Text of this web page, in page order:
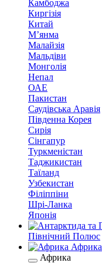
Камбоджа
Киргізія
Китай
М’янма
Малайзія
Мальдіви
Монголія
Непал
ОАЕ
Пакистан
Саудівська Аравія
Південна Корея
Сирія
Сінгапур
Туркменістан
Таджикистан
Таїланд
Узбекистан
Філіппіни
Шрі-Ланка
Японія
Північний Полюс
Африка
Африка